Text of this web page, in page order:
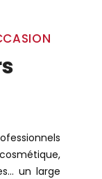
un large